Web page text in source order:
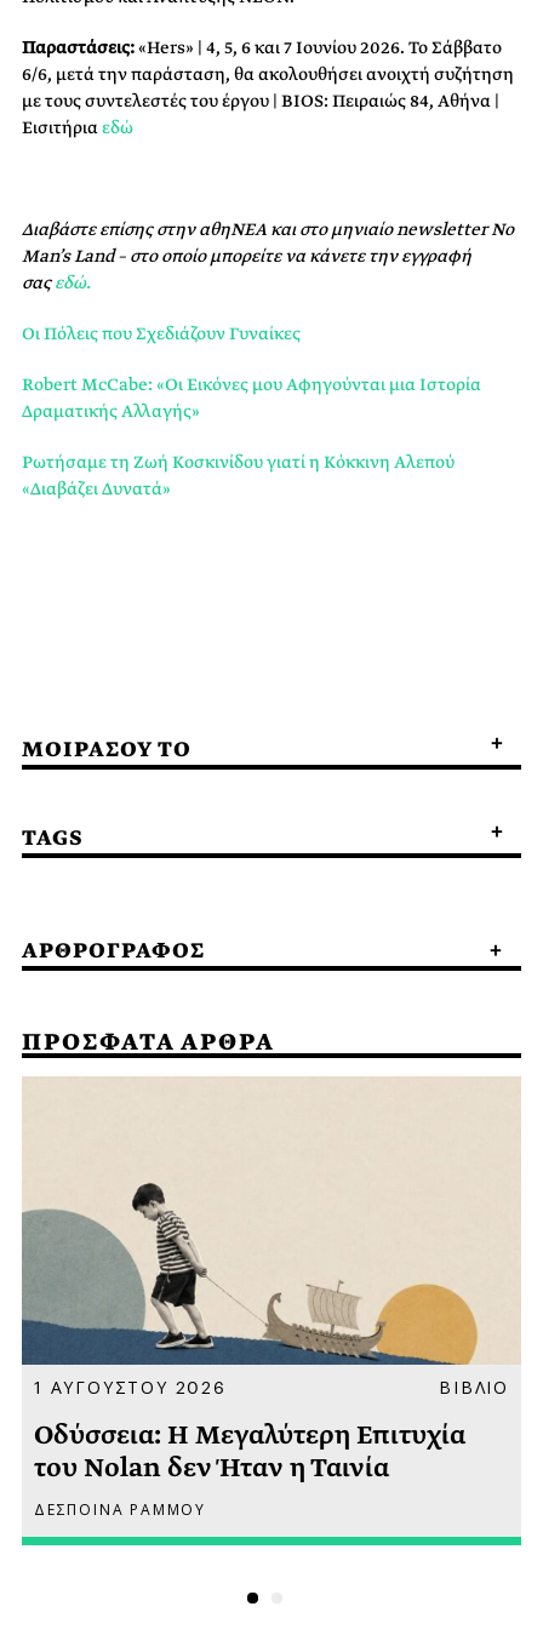
Παραστάσεις:«Hers» | 4, 5, 6 και 7 Ιουνίου 2026. Το Σάββατο
6/6, μετά την παράσταση, θα ακολουθήσει ανοιχτή συζήτηση
με τους συντελεστές του έργου | BIOS: Πειραιώς 84, Αθήνα |
Εισιτήριαεδώ
Διαβάστε επίσης στην αθηΝΕΑ και στο μηνιαίο newsletter No
Man’s Land – στο οποίο μπορείτε να κάνετε την εγγραφή
σαςεδώ.
Οι Πόλεις που Σχεδιάζουν Γυναίκες
Robert McCabe: «Οι Εικόνες μου Αφηγούνται μια Ιστορία
Δραματικής Αλλαγής»
Ρωτήσαμε τη Ζωή Κοσκινίδου γιατί η Κόκκινη Αλεπού
«Διαβάζει Δυνατά»
ΜΟΙΡΑΣΟΥ ΤΟ
TAGS
ΑΡΘΡΟΓΡΑΦΟΣ
ΠΡΟΣΦΑΤΑ ΑΡΘΡΑ
1 ΑΥΓΟΥΣΤΟΥ 2026 ΒΙΒΛΙΟ
Οδύσσεια: Η Μεγαλύτερη Επιτυχία
του Nolan δεν Ήταν η Ταινία
ΔΕΣΠΟΙΝΑ ΡΑΜΜΟΥ